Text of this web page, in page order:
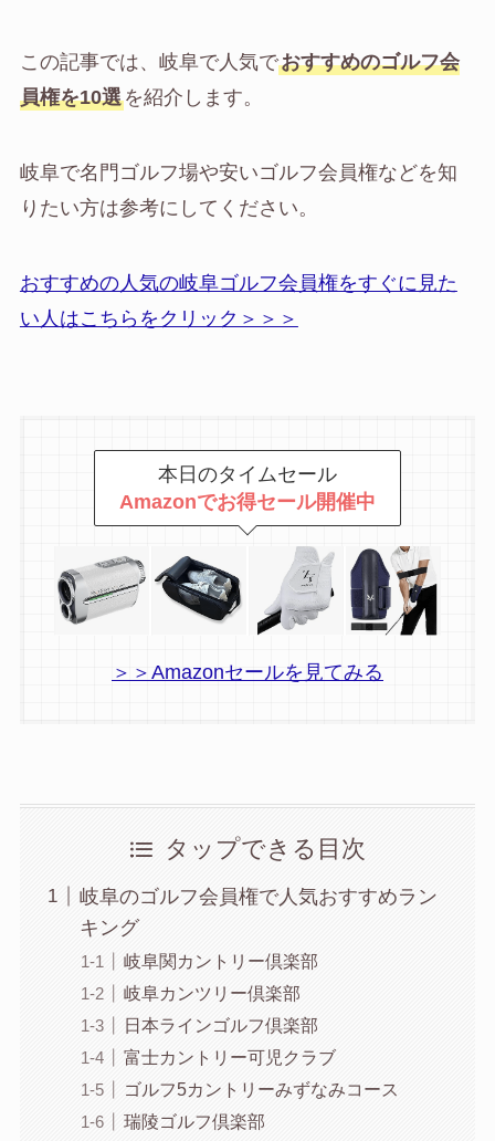
この記事では、岐阜で人気でおすすめのゴルフ会
員権を10選を紹介します。
岐阜で名門ゴルフ場や安いゴルフ会員権などを知
りたい方は参考にしてください。
おすすめの人気の岐阜ゴルフ会員権をすぐに見た
い人はこちらをクリック＞＞＞
本日のタイムセール
Amazonでお得セール開催中
＞＞Amazonセールを見てみる
タップできる目次
岐阜のゴルフ会員権で人気おすすめラン
キング
岐阜関カントリー倶楽部
岐阜カンツリー倶楽部
日本ラインゴルフ倶楽部
富士カントリー可児クラブ
ゴルフ5カントリーみずなみコース
瑞陵ゴルフ倶楽部